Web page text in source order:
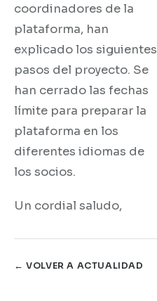
coordinadores de la
plataforma, han
explicado los siguientes
pasos del proyecto. Se
han cerrado las fechas
límite para preparar la
plataforma en los
diferentes idiomas de
los socios.
Un cordial saludo,
← VOLVER A ACTUALIDAD